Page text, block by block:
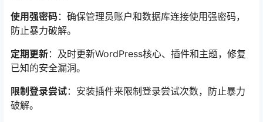
使用强密码：确保管理员账户和数据库连接使用强密码，
防止暴力破解。
定期更新：及时更新WordPress核心、插件和主题，修复
已知的安全漏洞。
限制登录尝试：安装插件来限制登录尝试次数，防止暴力
破解。